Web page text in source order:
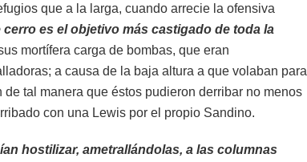
que a la larga, cuando arrecie la ofensiva
cerro es el objetivo más castigado de toda la
mortífera carga de bombas, que eran
a causa de la baja altura a que volaban para
tal manera que éstos pudieron derribar no menos
con una Lewis por el propio Sandino.
hostilizar, ametrallándolas, a las columnas